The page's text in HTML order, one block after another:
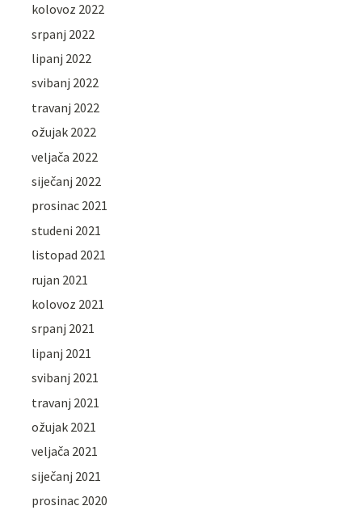
kolovoz 2022
srpanj 2022
lipanj 2022
svibanj 2022
travanj 2022
ožujak 2022
veljača 2022
siječanj 2022
prosinac 2021
studeni 2021
listopad 2021
rujan 2021
kolovoz 2021
srpanj 2021
lipanj 2021
svibanj 2021
travanj 2021
ožujak 2021
veljača 2021
siječanj 2021
prosinac 2020